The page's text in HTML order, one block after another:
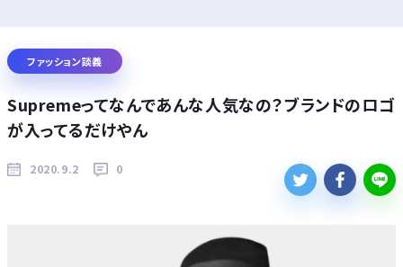
ファッション談義
Supremeってなんであんな人気なの？ブランドのロゴ
が入ってるだけやん
2020.9.2 0